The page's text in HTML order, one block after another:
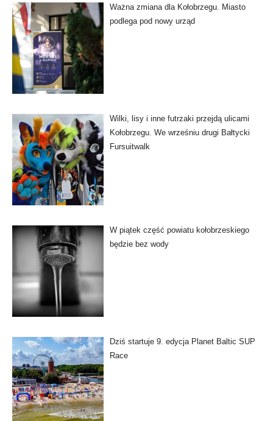
Ważna zmiana dla Kołobrzegu. Miasto
podlega pod nowy urząd
Wilki, lisy i inne futrzaki przejdą ulicami
Kołobrzegu. We wrześniu drugi Bałtycki
Fursuitwalk
W piątek część powiatu kołobrzeskiego
będzie bez wody
Dziś startuje 9. edycja Planet Baltic SUP
Race